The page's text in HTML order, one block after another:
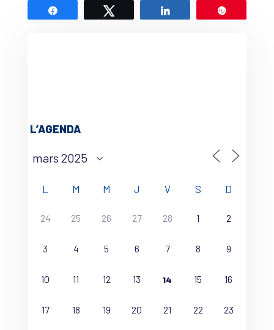
L’AGENDA
L M M J V S D
24 25 26 27 28 1 2
3 4 5 6 7 8 9
10 11 12 13 14 15 16
17 18 19 20 21 22 23